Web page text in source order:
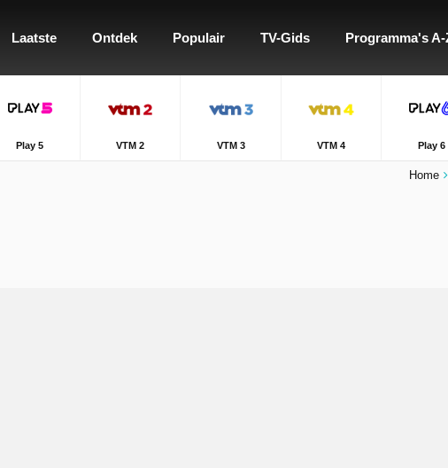
Laatste Ontdek Populair TV-Gids Programma's A-
Play 5 VTM 2 VTM 3 VTM 4 Play 6
Home